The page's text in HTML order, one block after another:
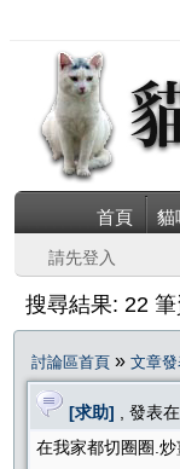
首頁 貓
請先登入
搜尋結果: 22
討論區首頁 » 文章
[求助] , 發表在
在我家都切圈圈.